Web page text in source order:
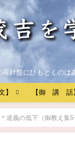
針盤にひもとくのは
】 【御 講
道義の低下（御教え集